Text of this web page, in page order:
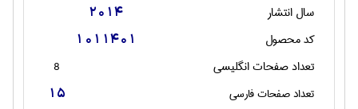
سال انتشار 2014
کد محصول 1011401
تعداد صفحات انگليسی
8
تعداد صفحات فارسی
15